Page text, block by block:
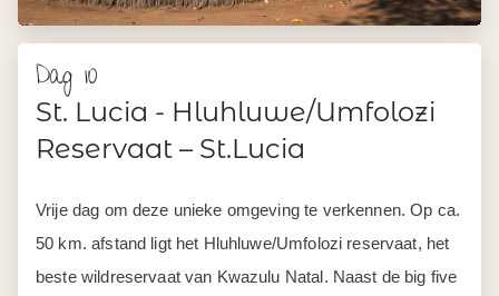
Dag 10
St. Lucia - Hluhluwe/Umfolozi
Reservaat – St.Lucia
Vrije dag om deze unieke omgeving te verkennen. Op ca.
50 km. afstand ligt het Hluhluwe/Umfolozi reservaat, het
beste wildreservaat van Kwazulu Natal. Naast de big five